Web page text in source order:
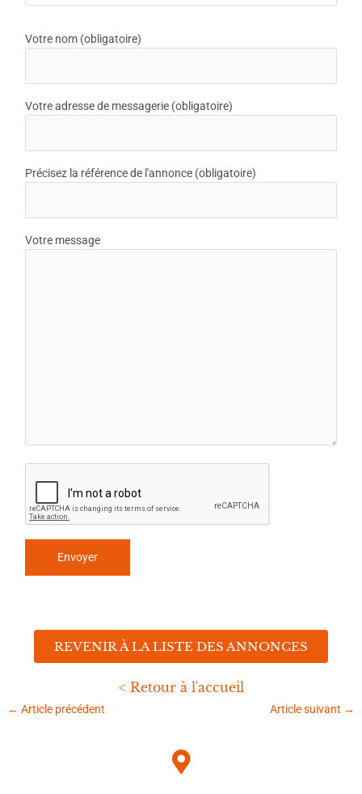
Votre nom (obligatoire)
Votre adresse de messagerie (obligatoire)
Précisez la référence de l'annonce (obligatoire)
Votre message
REVENIR À LA LISTE DES ANNONCES
< Retour à l'accueil
← Article précédent Article suivant →